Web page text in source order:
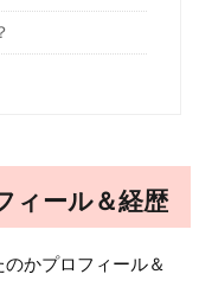
ィール＆経歴
かプロフィール＆